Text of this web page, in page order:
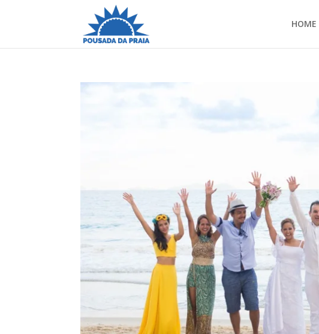
HOME